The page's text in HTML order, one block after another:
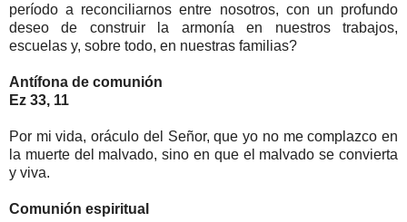
período a reconciliarnos entre nosotros, con un profundo
deseo de construir la armonía en nuestros trabajos,
escuelas y, sobre todo, en nuestras familias?
Antífona de comunión
Ez 33, 11
Por mi vida, oráculo del Señor, que yo no me complazco en
la muerte del malvado, sino en que el malvado se convierta
y viva.
Comunión espiritual